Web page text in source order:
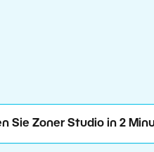
Sie Zoner Studio in 2